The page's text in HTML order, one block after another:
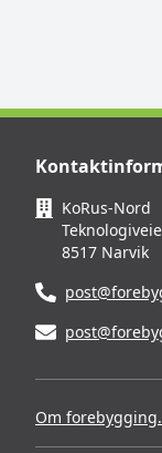
KoRus-Nord
8517 Narvik
Om